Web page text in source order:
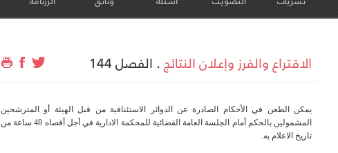
الاقتراع والفرز وإعلان النتائج. الفصل 144
يمكن الطعن في الأحكام الصادرة عن الدوائر الاستئنافية من قبل الهيئة أو المترشحين
المشمولين بالحكم أمام الجلسة العامة القضائية للمحكمة الادارية في أجل أقصاه 48 ساعة من
تاريخ الاعلام به.